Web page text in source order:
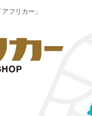
フリカー」